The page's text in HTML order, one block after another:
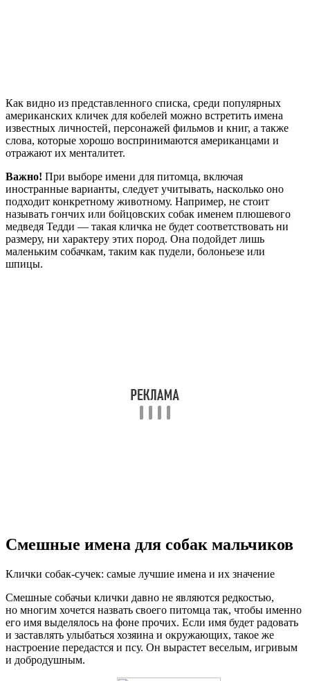
Как видно из представленного списка, среди популярных
американских кличек для кобелей можно встретить имена
известных личностей, персонажей фильмов и книг, а также
слова, которые хорошо воспринимаются американцами и
отражают их менталитет.
Важно! При выборе имени для питомца, включая
иностранные варианты, следует учитывать, насколько оно
подходит конкретному животному. Например, не стоит
называть гончих или бойцовских собак именем плюшевого
медведя Тедди — такая кличка не будет соответствовать ни
размеру, ни характеру этих пород. Она подойдет лишь
маленьким собачкам, таким как пудели, болоньезе или
шпицы.
Смешные имена для собак мальчиков
Клички собак-сучек: самые лучшие имена и их значение
Смешные собачьи клички давно не являются редкостью,
но многим хочется назвать своего питомца так, чтобы именно
его имя выделялось на фоне прочих. Если имя будет радовать
и заставлять улыбаться хозяина и окружающих, такое же
настроение передастся и псу. Он вырастет веселым, игривым
и добродушным.